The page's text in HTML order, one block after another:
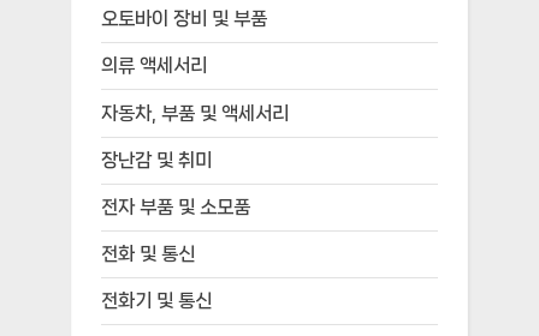
오토바이 장비 및 부품
의류 액세서리
자동차, 부품 및 액세서리
장난감 및 취미
전자 부품 및 소모품
전화 및 통신
전화기 및 통신